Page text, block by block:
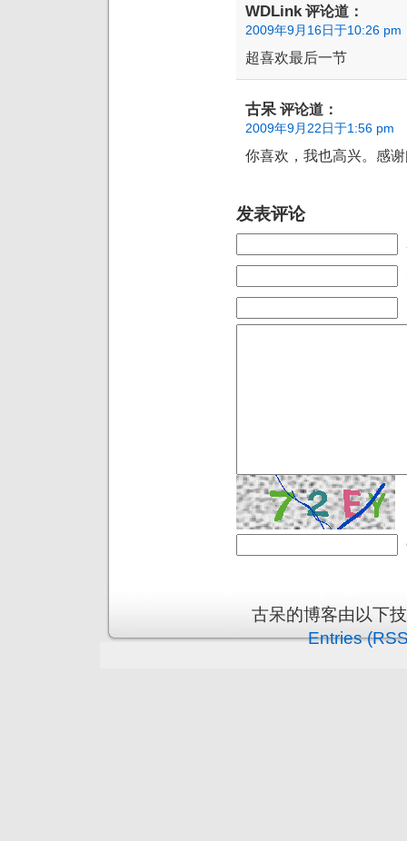
WDLink 评论道：
2009年9月16日于10:26 pm
超喜欢最后一节
古呆 评论道：
2009年9月22日于1:56 pm
你喜欢，我也高兴。感
发表评论
古呆的博客由以下
Entries